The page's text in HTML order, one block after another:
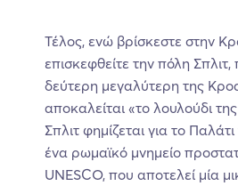
Τέλος, ενώ βρίσκεστε στην
επισκεφθείτε την πόλη Σπλιτ,
δεύτερη μεγαλύτερη της
αποκαλείται «το λουλούδι
Σπλιτ φημίζεται για το
ένα ρωμαϊκό μνημείο
UNESCO, που αποτελεί μία